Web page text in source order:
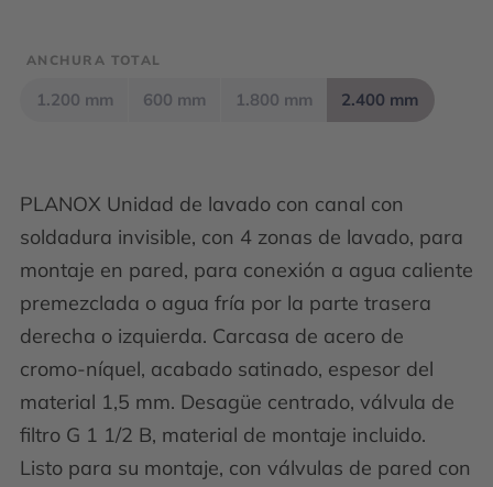
PLANOX Unidad de lavado con canal con
soldadura invisible, con 4 zonas de lavado, para
montaje en pared, para conexión a agua caliente
premezclada o agua fría por la parte trasera
derecha o izquierda. Carcasa de acero de
cromo-níquel, acabado satinado, espesor del
material 1,5 mm. Desagüe centrado, válvula de
filtro G 1 1/2 B, material de montaje incluido.
Listo para su montaje, con válvulas de pared con
ANCHURA TOTAL
1.200 mm 600 mm 1.800 mm 2.400 mm